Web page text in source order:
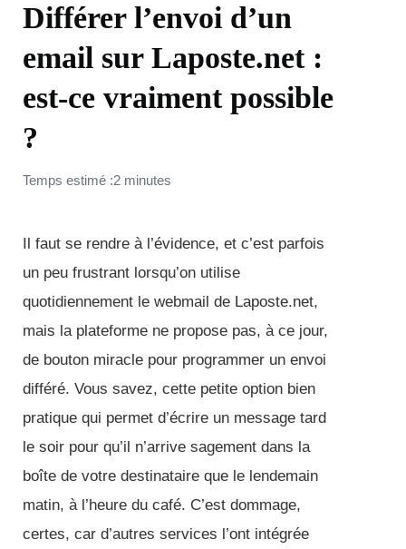
Différer l’envoi d’un
email sur Laposte.net :
est-ce vraiment possible
?
Temps estimé :2 minutes
Il faut se rendre à l’évidence, et c’est parfois
un peu frustrant lorsqu’on utilise
quotidiennement le webmail de Laposte.net,
mais la plateforme ne propose pas, à ce jour,
de bouton miracle pour programmer un envoi
différé. Vous savez, cette petite option bien
pratique qui permet d’écrire un message tard
le soir pour qu’il n’arrive sagement dans la
boîte de votre destinataire que le lendemain
matin, à l’heure du café. C’est dommage,
certes, car d’autres services l’ont intégrée